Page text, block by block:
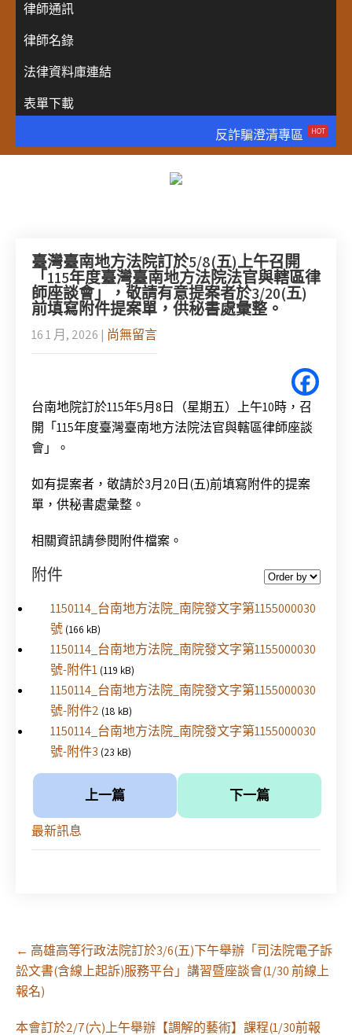
律師通訊
律師名錄
法律資料庫連結
表單下載
反詐騙澄清專區
HOT
臺灣臺南地方法院訂於5/8(五)上午召開
「115年度臺灣臺南地方法院法官與轄區律
師座談會」，敬請有意提案者於3/20(五)
前填寫附件提案單，供秘書處彙整。
16 1 月, 2026 | 尚無留言
台南地院訂於115年5月8日（星期五）上午10時，召
開「115年度臺灣臺南地方法院法官與轄區律師座談
會」。
如有提案者，敬請於3月20日(五)前填寫附件的提案
單，供秘書處彙整。
相關資訊請參閱附件檔案。
附件
1150114_台南地方法院_南院發文字第1155000030
號 (166 kB)
1150114_台南地方法院_南院發文字第1155000030
號-附件1 (119 kB)
1150114_台南地方法院_南院發文字第1155000030
號-附件2 (18 kB)
1150114_台南地方法院_南院發文字第1155000030
號-附件3 (23 kB)
上一篇 下一篇
最新訊息
Post
navigation
← 高雄高等行政法院訂於3/6(五)下午舉辦「司法院電子訴
訟文書(含線上起訴)服務平台」講習暨座談會(1/30 前線上
報名)
本會訂於2/7(六)上午舉辦【調解的藝術】課程(1/30前報